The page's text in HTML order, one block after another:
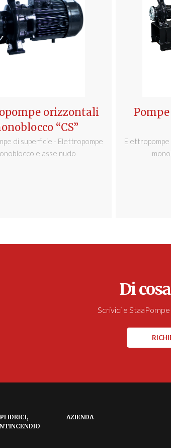
orizzontali
“CS”
di superficie - Elettropompe
e asse nudo
Di
Scrivici e
IDRICI,
AZIENDA